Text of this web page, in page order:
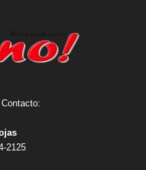
2125